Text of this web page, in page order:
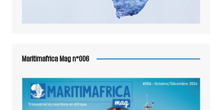
Maritimafrica Mag n°006